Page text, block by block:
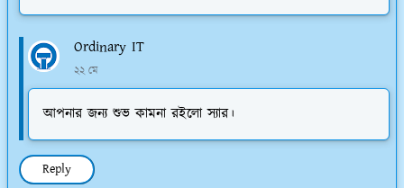
Ordinary IT
২২ মে
আপনার জন্য শুভ কামনা রইলো স্যার।
Reply